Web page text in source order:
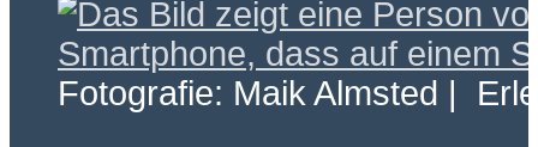
Fotografie: Maik Almsted |